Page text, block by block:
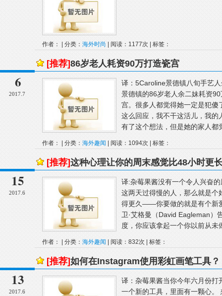
作者： | 分类： 海外时尚 | 阅读：1177次 | 标签：
6
2017.7
[推荐]86岁老人耗资90万打造瓷宫
译：5Caroline景德镇八旬手艺
景德镇的86岁老人余二妹耗资
宫。很多人都觉得她一定是犯
这么回应，我不干这活儿，我
有了这个想法，但是她的家人都
作者： | 分类： 海外趣闻 | 阅读：1094次 | 标签：
15
2017.6
[推荐]这种心理让你的周末感觉比48小时更
译:杂莓果酱没有一个令人兴奋
这两天过得慢的人，那么就是
得更久——你要做的就是有个新
卫·艾格曼（David Eagleman）
度，你应该拿起一个你以前从
作者： | 分类： 海外趣闻 | 阅读：832次 | 标签：
13
2017.6
[推荐]如何在Instagram使用彩虹画笔工具？
译：杂莓果酱当你今年六月份
一个新的工具，里面有一颗心